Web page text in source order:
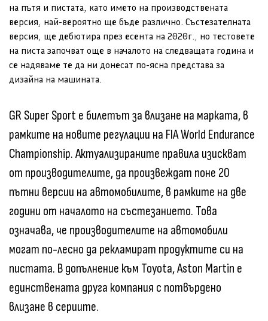
на пътя и пистата, като името на производствената
версия, най-вероятно ще бъде различно. Състезателната
версия, ще дебютира през есента на 2020г., но тестовете
на писта започват още в началото на следващата година и
се надяваме те да ни донесат по-ясна представа за
дизайна на машината.
GR Super Sport е билетът за влизане на марката, в
рамките на новите регулации на FIA World Endurance
Championship. Актуализираните правила изискват
от производителите, да произвеждат поне 20
пътни версии на автомобилите, в рамките на две
години от началото на състезанието. Това
означава, че производителите на автомобили
могат по-лесно да рекламират продуктите си на
пистата. В допълнение към Toyota, Aston Martin е
единствената друга компания с потвърдено
влизане в сериите.